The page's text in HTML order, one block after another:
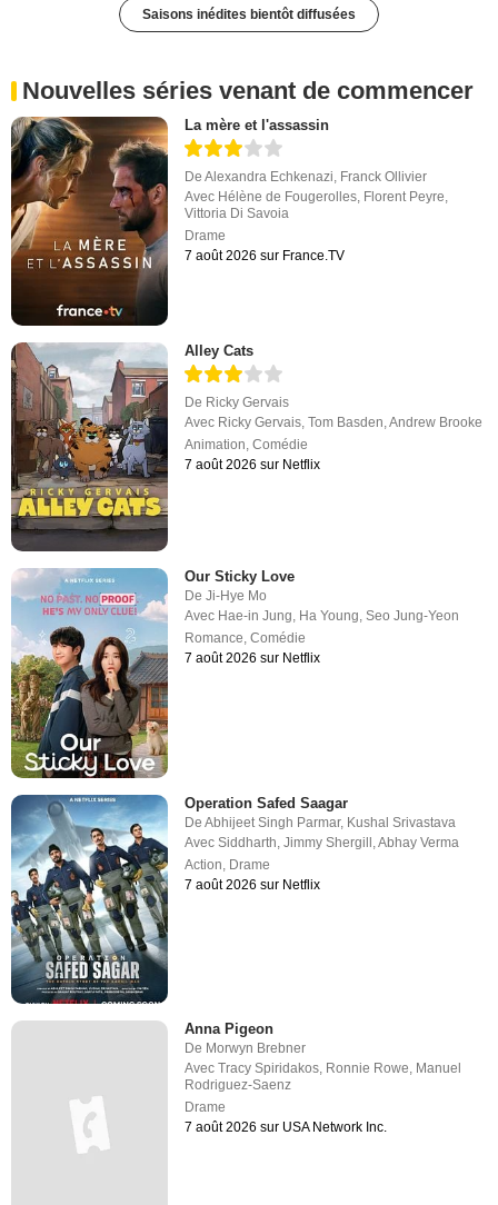
Saisons inédites bientôt diffusées
Nouvelles séries venant de commencer
La mère et l'assassin
DeAlexandra Echkenazi, Franck Ollivier
Avec Hélène de Fougerolles, Florent Peyre,
Vittoria Di Savoia
Drame
7 août 2026 sur France.TV
Alley Cats
De Ricky Gervais
Avec Ricky Gervais,Tom Basden,Andrew Brooke
Animation,Comédie
7 août 2026 sur Netflix
Our Sticky Love
DeJi-Hye Mo
Avec Hae-in Jung, Ha Young,Seo Jung-Yeon
Romance,Comédie
7 août 2026 sur Netflix
Operation Safed Saagar
DeAbhijeet Singh Parmar, Kushal Srivastava
AvecSiddharth ,Jimmy Shergill ,Abhay Verma
Action Drame
7 août 2026 sur Netflix
Anna Pigeon
De Morwyn Brebner
AvecTracy Spiridakos, Ronnie Rowe, Manuel
Rodriguez-Saenz
Drame
7 août 2026 sur USA Network Inc.